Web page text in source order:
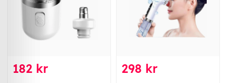
182 kr 298 kr